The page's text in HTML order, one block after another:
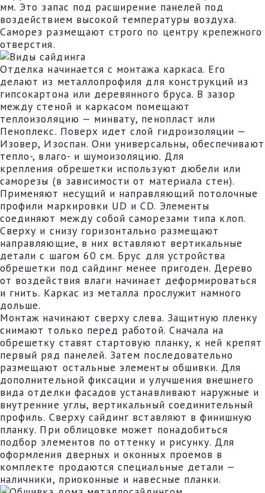
мм. Это запас под расширение панелей под
воздействием высокой температуры воздуха.
Саморез размещают строго по центру крепежного
отверстия.
Отделка начинается с монтажа каркаса. Его
делают из металлопрофиля для конструкций из
гипсокартона или деревянного бруса. В зазор
между стеной и каркасом помещают
теплоизоляцию — минвату, пенопласт или
Пеноплекс. Поверх идет слой гидроизоляции —
Изовер, Изоспан. Они универсальны, обеспечивают
тепло-, влаго- и шумоизоляцию. Для
крепления обрешетки используют дюбели или
саморезы (в зависимости от материала стен).
Применяют несущий и направляющий потолочные
профили маркировки UD и СD. Элементы
соединяют между собой саморезами типа клоп.
Сверху и снизу горизонтально размещают
направляющие, в них вставляют вертикальные
детали с шагом 60 см. Брус для устройства
обрешетки под сайдинг менее пригоден. Дерево
от воздействия влаги начинает деформироваться
и гнить. Каркас из металла прослужит намного
дольше.
Монтаж начинают сверху слева. Защитную пленку
снимают только перед работой. Сначала на
обрешетку ставят стартовую планку, к ней крепят
первый ряд панелей. Затем последовательно
размещают остальные элементы обшивки. Для
дополнительной фиксации и улучшения внешнего
вида отделки фасадов устанавливают наружные и
внутренние углы, вертикальный соединительный
профиль. Сверху сайдинг вставляют в финишную
планку. При облицовке может понадобиться
подбор элементов по оттенку и рисунку. Для
оформления дверных и оконных проемов в
комплекте продаются специальные детали —
наличники, приоконные и навесные планки.